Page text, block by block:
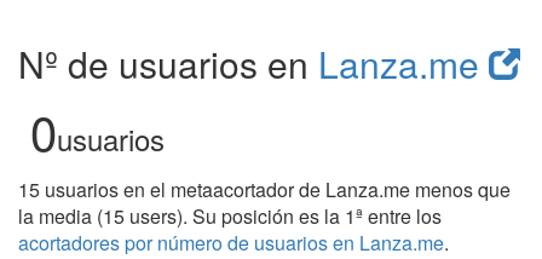
Nº de usuarios en Lanza.me
0usuarios
15 usuarios en el metaacortador de Lanza.me menos que
la media (15 users). Su posición es la 1ª entre los
acortadores por número de usuarios en Lanza.me.